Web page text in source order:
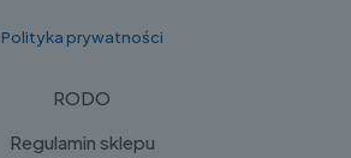
Polityka prywatności
RODO
Regulamin sklepu